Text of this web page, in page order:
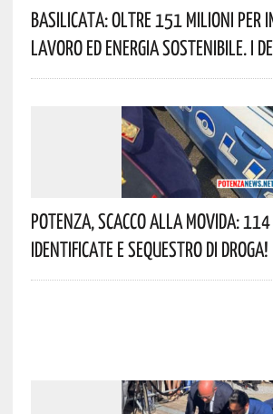
Basilicata: Oltre 151 Milioni Per
Lavoro Ed Energia Sostenibile. I
Potenza, Scacco Alla Movida:
Identificate E Sequestro Di Droga!